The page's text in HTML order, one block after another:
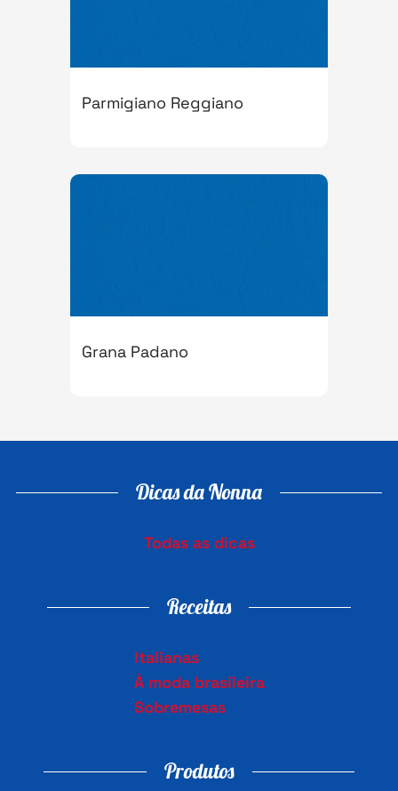
Parmigiano Reggiano
Grana Padano
Dicas da Nonna
Todas as dicas
Receitas
Italianas
À moda brasileira
Sobremesas
Produtos